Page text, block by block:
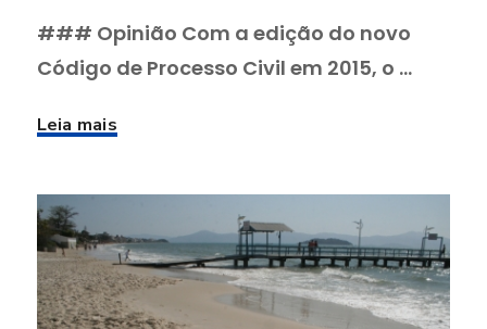
### Opinião Com a edição do novo
Código de Processo Civil em 2015, o ...
Leia mais